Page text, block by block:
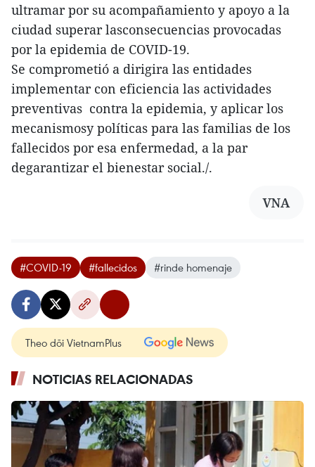
ultramar por su acompañamiento y apoyo a la
ciudad superar lasconsecuencias provocadas
por la epidemia de COVID-19.
Se comprometió a dirigira las entidades
implementar con eficiencia las actividades
preventivas contra la epidemia, y aplicar los
mecanismosy políticas para las familias de los
fallecidos por esa enfermedad, a la par
degarantizar el bienestar social./.
VNA
#COVID-19 #fallecidos #rinde homenaje
Theo dõi VietnamPlus
NOTICIAS RELACIONADAS